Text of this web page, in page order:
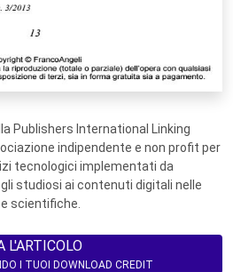
Publishers International Linking
indipendente e non profit per
tecnologici implementati da
studiosi ai contenuti digitali nelle
scientifiche.
L'ARTICOLO
I TUOI DOWNLOAD CREDIT